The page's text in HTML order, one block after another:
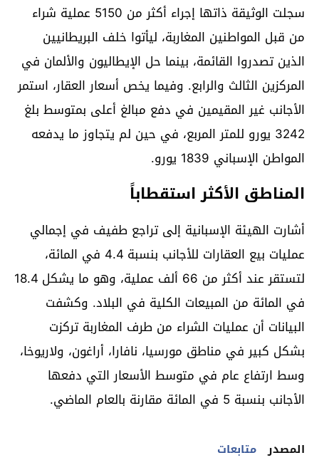
سجلت الوثيقة ذاتها إجراء أكثر من 5150 عملية شراء
من قبل المواطنين المغاربة، ليأتوا خلف البريطانيين
الذين تصدروا القائمة، بينما حل الإيطاليون والألمان في
المركزين الثالث والرابع. وفيما يخص أسعار العقار، استمر
الأجانب غير المقيمين في دفع مبالغ أعلى بمتوسط بلغ
3242 يورو للمتر المربع، في حين لم يتجاوز ما يدفعه
المواطن الإسباني 1839 يورو.
المناطق الأكثر استقطاباً
أشارت الهيئة الإسبانية إلى تراجع طفيف في إجمالي
عمليات بيع العقارات للأجانب بنسبة 4.4 في المائة،
لتستقر عند أكثر من 66 ألف عملية، وهو ما يشكل 18.4
في المائة من المبيعات الكلية في البلاد. وكشفت
البيانات أن عمليات الشراء من طرف المغاربة تركزت
بشكل كبير في مناطق مورسيا، نافارا، أراغون، ولاريوخا،
وسط ارتفاع عام في متوسط الأسعار التي دفعها
الأجانب بنسبة 5 في المائة مقارنة بالعام الماضي.
المصدر متابعات